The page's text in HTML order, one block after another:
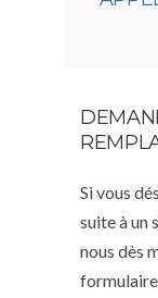
Si vous
suite à un
nous dès